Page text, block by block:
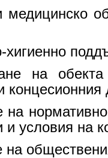
медицинско
хигиенно
на
концесионния
на
и условия на
на